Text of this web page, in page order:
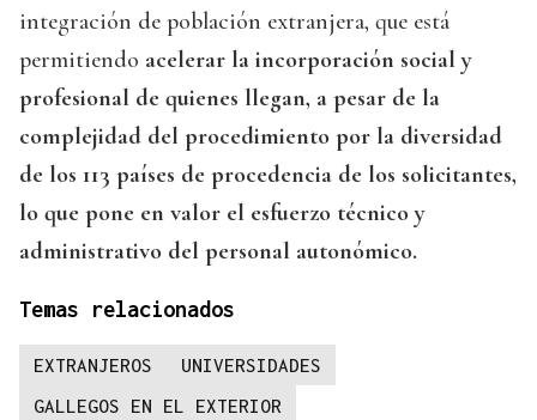
integración de población extranjera, que está
permitiendo acelerar la incorporación social y
profesional de quienes llegan, a pesar de la
complejidad del procedimiento por la diversidad
de los 113 países de procedencia de los solicitantes,
lo que pone en valor el esfuerzo técnico y
administrativo del personal autonómico.
Temas relacionados
EXTRANJEROS
UNIVERSIDADES
GALLEGOS EN EL EXTERIOR